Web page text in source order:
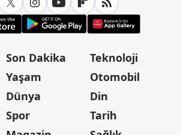
Son Dakika
Yaşam
Dünya
Spor
Teknoloji
Otomobil
Din
Tarih